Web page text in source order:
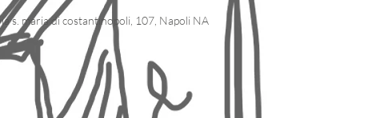
s. maria di costantinopoli, 107, Napoli NA